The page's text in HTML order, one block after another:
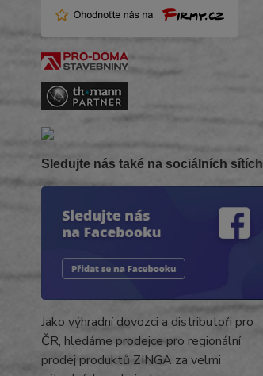
Sledujte nás také na sociálních sítích
Jako výhradní dovozci a distributoři pro
ČR, hledáme prodejce pro regionální
prodej produktů ZINGA za velmi